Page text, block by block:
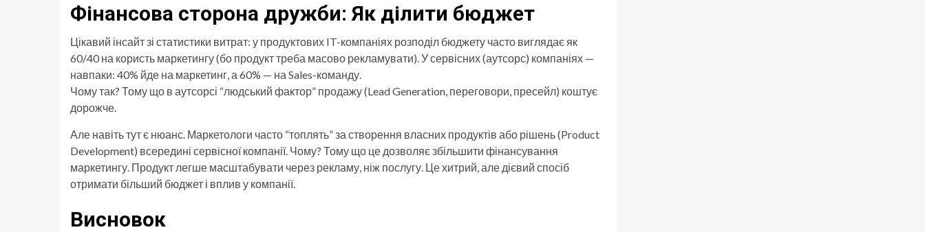
Фінансова сторона дружби: Як ділити бюджет
Цікавий інсайт зі статистики витрат: у продуктових IT-компаніях розподіл бюджету часто виглядає як
60/40 на користь маркетингу (бо продукт треба масово рекламувати). У сервісних (аутсорс) компаніях —
навпаки: 40% йде на маркетинг, а 60% — на Sales-команду.
Чому так? Тому що в аутсорсі “людський фактор” продажу (Lead Generation, переговори, пресейл) коштує
дорожче.
Але навіть тут є нюанс. Маркетологи часто “топлять” за створення власних продуктів або рішень (Product
Development) всередині сервісної компанії. Чому? Тому що це дозволяє збільшити фінансування
маркетингу. Продукт легше масштабувати через рекламу, ніж послугу. Це хитрий, але дієвий спосіб
отримати більший бюджет і вплив у компанії.
Висновок